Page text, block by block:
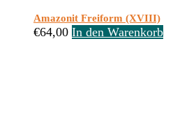
Amazonit Freiform (XVIII)
€64,00 In den Warenkorb